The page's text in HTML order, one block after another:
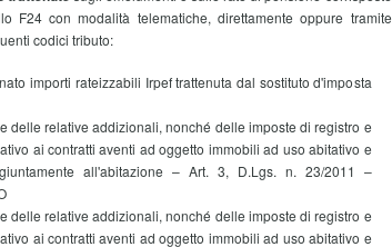
F24 con modalità telematiche, direttamente oppure tramite
codici tributo:
importi rateizzabili Irpef trattenuta dal sostituto d'imposta
delle relative addizionali, nonché delle imposte di registro e
ai contratti aventi ad oggetto immobili ad uso abitativo e
all'abitazione – Art. 3, D.Lgs. n. 23/2011 –
delle relative addizionali, nonché delle imposte di registro e
ai contratti aventi ad oggetto immobili ad uso abitativo e